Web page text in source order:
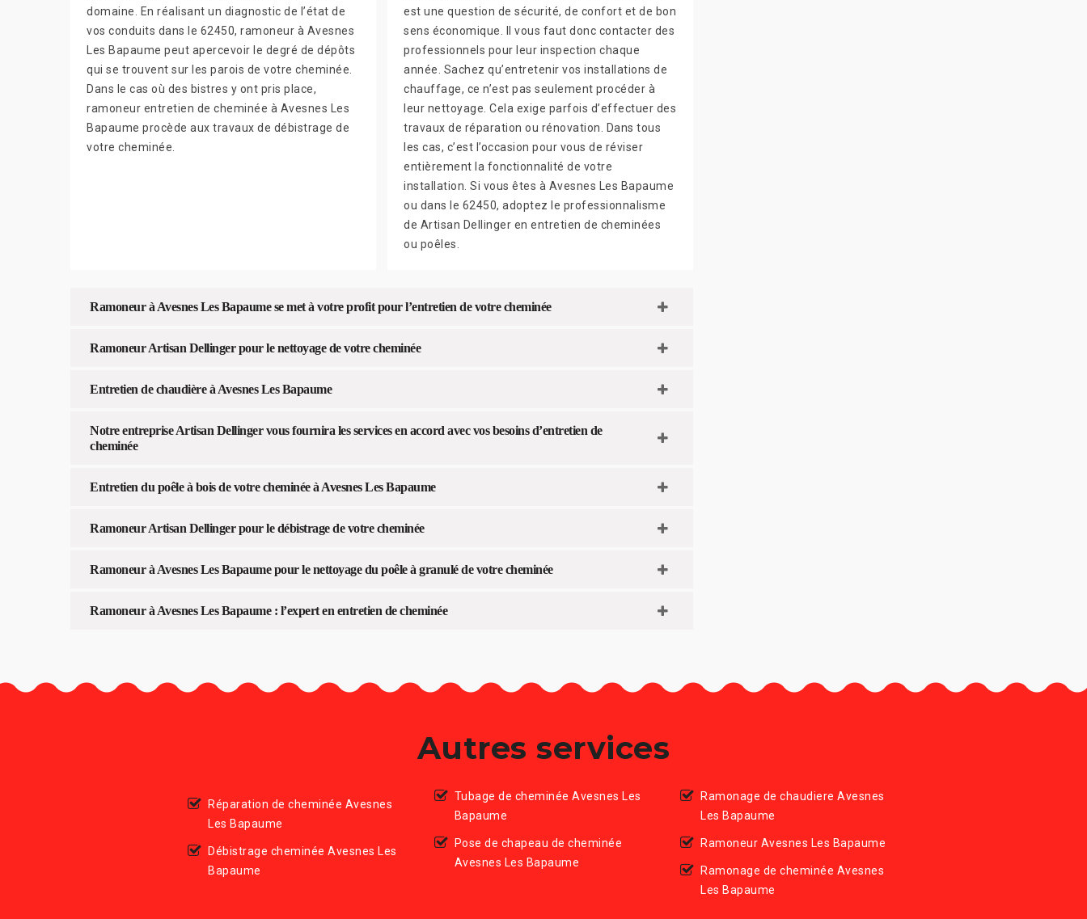
domaine. En réalisant un diagnostic de l’état de
vos conduits dans le 62450, ramoneur à Avesnes
Les Bapaume peut apercevoir le degré de dépôts
qui se trouvent sur les parois de votre cheminée.
Dans le cas où des bistres y ont pris place,
ramoneur entretien de cheminée à Avesnes Les
Bapaume procède aux travaux de débistrage de
votre cheminée.
est une question de sécurité, de confort et de bon
sens économique. Il vous faut donc contacter des
professionnels pour leur inspection chaque
année. Sachez qu’entretenir vos installations de
chauffage, ce n’est pas seulement procéder à
leur nettoyage. Cela exige parfois d’effectuer des
travaux de réparation ou rénovation. Dans tous
les cas, c’est l’occasion pour vous de réviser
entièrement la fonctionnalité de votre
installation. Si vous êtes à Avesnes Les Bapaume
ou dans le 62450, adoptez le professionnalisme
de Artisan Dellinger en entretien de cheminées
ou poêles.
Ramoneur à Avesnes Les Bapaume se met à votre profit pour l’entretien de votre cheminée
Ramoneur Artisan Dellinger pour le nettoyage de votre cheminée
Entretien de chaudière à Avesnes Les Bapaume
Notre entreprise Artisan Dellinger vous fournira les services en accord avec vos besoins d’entretien de
cheminée
Entretien du poêle à bois de votre cheminée à Avesnes Les Bapaume
Ramoneur Artisan Dellinger pour le débistrage de votre cheminée
Ramoneur à Avesnes Les Bapaume pour le nettoyage du poêle à granulé de votre cheminée
Ramoneur à Avesnes Les Bapaume : l’expert en entretien de cheminée
Autres services
Réparation de cheminée Avesnes
Les Bapaume
Débistrage cheminée Avesnes Les
Bapaume
Tubage de cheminée Avesnes Les
Bapaume
Pose de chapeau de cheminée
Avesnes Les Bapaume
Ramonage de chaudiere Avesnes
Les Bapaume
Ramoneur Avesnes Les Bapaume
Ramonage de cheminée Avesnes
Les Bapaume